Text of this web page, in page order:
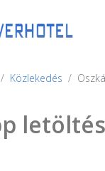
Közlekedés
letöltés